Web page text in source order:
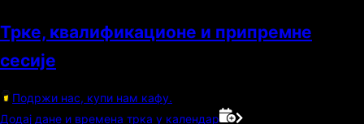
Трке, квалификационе и припремне
сесије
Подржи нас, купи нам кафу.
Додај дане и времена трка у календар